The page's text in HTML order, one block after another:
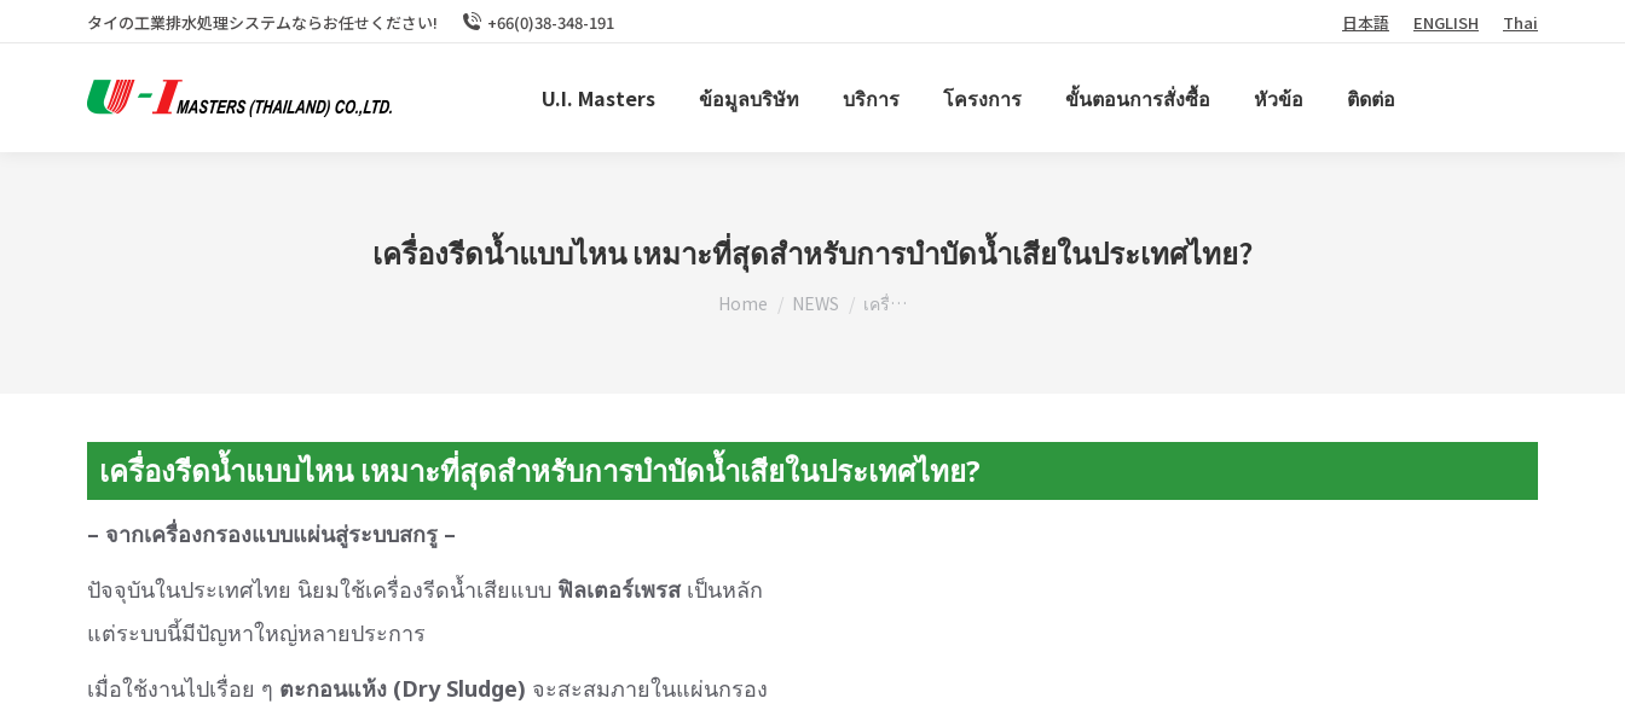
タイの工業排水処理システムならお任せください! +66(0)38-348-191 日本語 ENGLISH Thai
U.I. Masters ข้อมูลบริษัท บริการ โครงการ ขั้นตอนการสั่งซื้อ หัวข้อ ติดต่อ
เครื่องรีดน้ำแบบไหน เหมาะที่สุดสำหรับการบำบัดน้ำเสียในประเทศไทย?
You are here:
Home NEWS เครื่…
เครื่องรีดน้ำแบบไหน เหมาะที่สุดสำหรับการบำบัดน้ำเสียในประเทศไทย?
– จากเครื่องกรองแบบแผ่นสู่ระบบสกรู –
ปัจจุบันในประเทศไทย นิยมใช้เครื่องรีดน้ำเสียแบบ ฟิลเตอร์เพรสเป็นหลัก
แต่ระบบนี้มีปัญหาใหญ่หลายประการ
เมื่อใช้งานไปเรื่อย ๆ ตะกอนแห้ง (Dry Sludge) จะสะสมภายในแผ่นกรอง